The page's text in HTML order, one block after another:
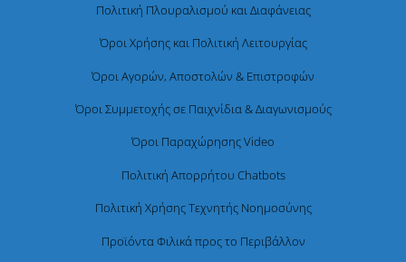
Πολιτική Πλουραλισμού και Διαφάνειας
Όροι Χρήσης και Πολιτική Λειτουργίας
Όροι Αγορών, Αποστολών & Επιστροφών
Όροι Συμμετοχής σε Παιχνίδια & Διαγωνισμούς
Όροι Παραχώρησης Video
Πολιτική Απορρήτου Chatbots
Πολιτική Χρήσης Τεχνητής Νοημοσύνης
Προϊόντα Φιλικά προς το Περιβάλλον